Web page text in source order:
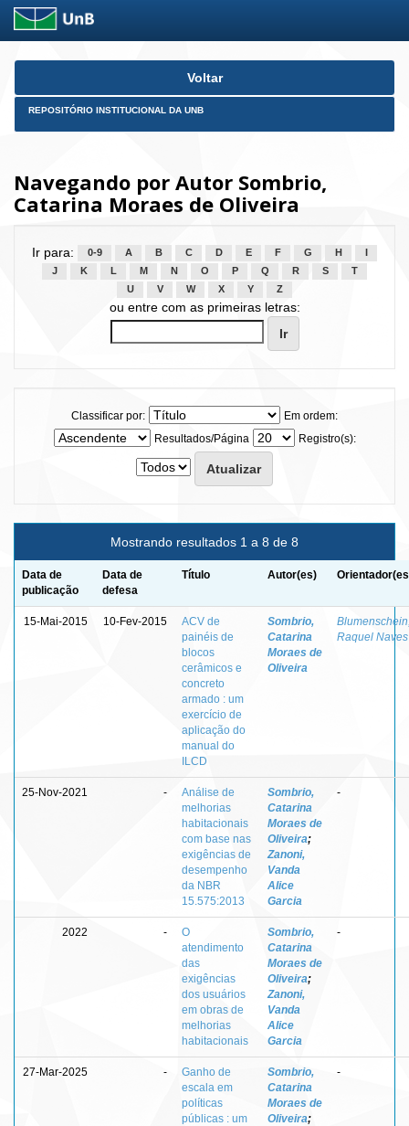
Skip
Voltar
REPOSITÓRIO INSTITUCIONAL DA UNB
Navegando por Autor Sombrio,
Catarina Moraes de Oliveira
Ir para: 0-9 A B C D E F G H
J
K L M N O P Q R S
T
U
V W X Y Z
ou entre com as primeiras letras:
Classificar por:
Em ordem:
Resultados/Página
Registro(s):
Mostrando resultados 1 a 8 de 8
Data de
publicação
Data de
defesa
Título Autor(es)
15-Mai-2015 10-Fev-2015
ACV de
painéis de
blocos
cerâmicos e
concreto
armado : um
exercício de
aplicação do
manual do
ILCD
Sombrio,
Catarina
Moraes de
Oliveira
Raquel Naves
25-Nov-2021 -
Análise de
melhorias
habitacionais
com base nas
exigências de
desempenho
da NBR
15.575:2013
Sombrio,
Catarina
Moraes de
Oliveira;
Zanoni,
Vanda
Alice
Garcia
-
2022 -
O
atendimento
das
exigências
dos usuários
em obras de
melhorias
habitacionais
Sombrio,
Catarina
Moraes de
Oliveira;
Zanoni,
Vanda
Alice
Garcia
-
27-Mar-2025 -
Ganho de
escala em
políticas
públicas : um
Sombrio,
Catarina
Moraes de
Oliveira;
-